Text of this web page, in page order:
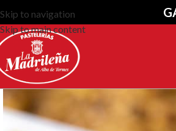
Skip to navigation
Skip to main content